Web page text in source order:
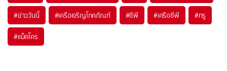
#ข่าววันนี้ #เครือเจริญโภคภัณฑ์ #ซีพี #เครือซีพี #ทรู
#แม็คโคร